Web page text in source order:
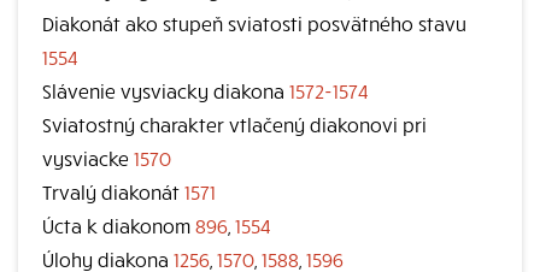
Diakonát ako stupeň sviatosti posvätného stavu
1554
Slávenie vysviacky diakona 1572-1574
Sviatostný charakter vtlačený diakonovi pri
vysviacke 1570
Trvalý diakonát 1571
Úcta k diakonom 896 1554
Úlohy diakona 1256 1570 1588 1596